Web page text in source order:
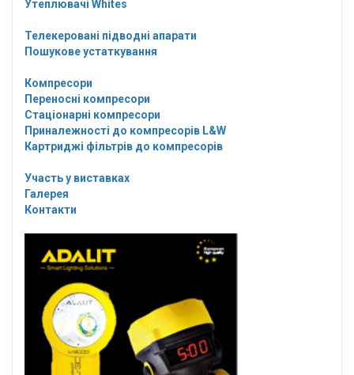
Утеплювачі Whites
Телекеровані підводні апарати
Пошукове устаткування
Компресори
Переносні компресори
Стаціонарні компресори
Приналежності до компресорів L&W
Картриджі фільтрів до компресорів
Участь у виставках
Галерея
Контакти